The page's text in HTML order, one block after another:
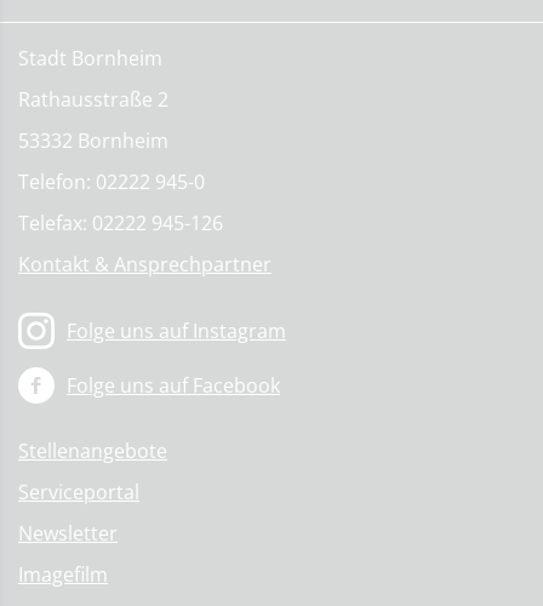
Stadt Bornheim
Rathausstraße 2
53332 Bornheim
Telefon: 02222 945-0
Telefax: 02222 945-126
Kontakt & Ansprechpartner
Folge uns auf Instagram
Folge uns auf Facebook
Stellenangebote
Serviceportal
Newsletter
Imagefilm